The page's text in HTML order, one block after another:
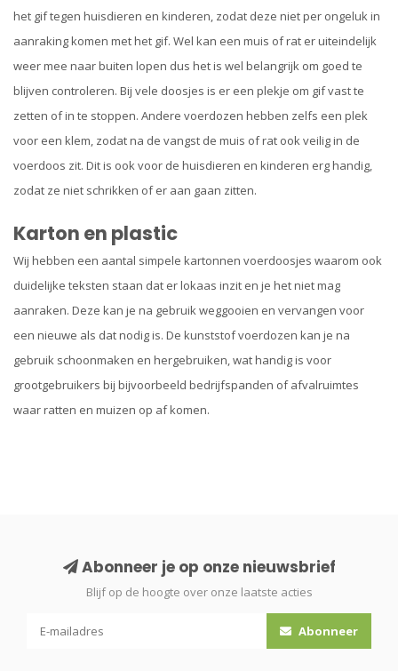
het gif tegen huisdieren en kinderen, zodat deze niet per ongeluk in
aanraking komen met het gif. Wel kan een muis of rat er uiteindelijk
weer mee naar buiten lopen dus het is wel belangrijk om goed te
blijven controleren. Bij vele doosjes is er een plekje om gif vast te
zetten of in te stoppen. Andere voerdozen hebben zelfs een plek
voor een klem, zodat na de vangst de muis of rat ook veilig in de
voerdoos zit. Dit is ook voor de huisdieren en kinderen erg handig,
zodat ze niet schrikken of er aan gaan zitten.
Karton en plastic
Wij hebben een aantal simpele kartonnen voerdoosjes waarom ook
duidelijke teksten staan dat er lokaas inzit en je het niet mag
aanraken. Deze kan je na gebruik weggooien en vervangen voor
een nieuwe als dat nodig is. De kunststof voerdozen kan je na
gebruik schoonmaken en hergebruiken, wat handig is voor
grootgebruikers bij bijvoorbeeld bedrijfspanden of afvalruimtes
waar ratten en muizen op af komen.
Abonneer je op onze nieuwsbrief
Blijf op de hoogte over onze laatste acties
Abonneer